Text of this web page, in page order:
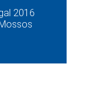
2016